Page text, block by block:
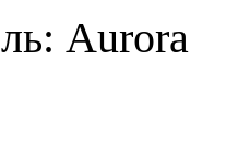
Aurora